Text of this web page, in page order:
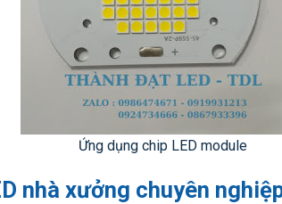
Ứng dụng chip LED module
nhà xưởng chuyên